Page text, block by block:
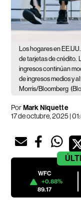
Los hogares en
de tarjetas de crédito.
ingresos continúan
de ingresos medios y
Morris/Bloomberg
PorMark Niquette
17 de octubre, 2025 |
WFC
+0.88%
89.17